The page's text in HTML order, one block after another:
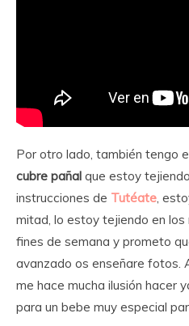
Por otro lado, también tengo
cubre pañal que estoy
instrucciones de Tutéate ,
mitad, lo estoy tejiendo en
fines de semana y prometo
avanzado os enseñare fotos.
me hace mucha ilusión hacer
para un bebe muy especial